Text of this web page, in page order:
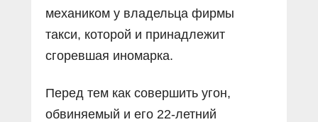
механиком у владельца фирмы
такси, которой и принадлежит
сгоревшая иномарка.
Перед тем как совершить угон,
обвиняемый и его 22-летний